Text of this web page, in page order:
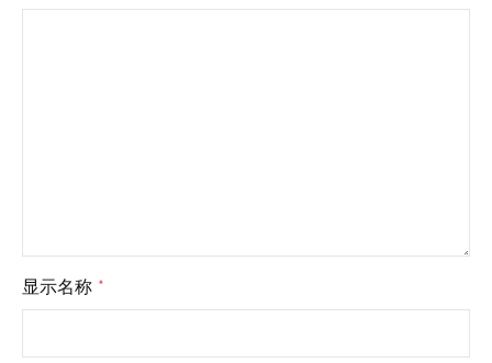
显示名称 *